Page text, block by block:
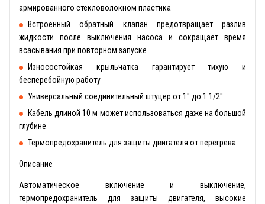
армированного стекловолокном пластика
Встроенный обратный клапан предотвращает разлив
жидкости после выключения насоса и сокращает время
всасывания при повторном запуске
Износостойкая крыльчатка гарантирует тихую и
бесперебойную работу
Универсальный соединительный штуцер от 1'' до 1 1/2''
Кабель длиной 10 м может использоваться даже на большой
глубине
Термопредохранитель для защиты двигателя от перегрева
Описание
Автоматическое включение и выключение,
термопредохранитель для защиты двигателя, высокие